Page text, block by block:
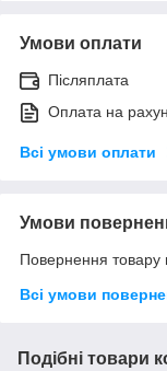
Умови оплати
Післяплата
Оплата на
Всі умови оплати
Умови
Повернення товару
Всі умови
Подібні товари